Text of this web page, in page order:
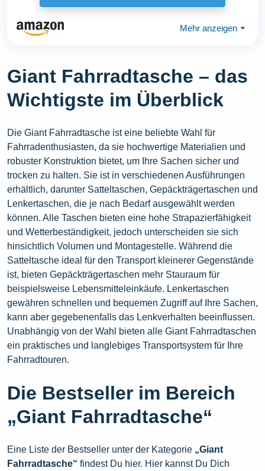
Mehr anzeigen ⏷
Giant Fahrradtasche – das
Wichtigste im Überblick
Die Giant Fahrradtasche ist eine beliebte Wahl für
Fahrradenthusiasten, da sie hochwertige Materialien und
robuster Konstruktion bietet, um Ihre Sachen sicher und
trocken zu halten. Sie ist in verschiedenen Ausführungen
erhältlich, darunter Satteltaschen, Gepäckträgertaschen und
Lenkertaschen, die je nach Bedarf ausgewählt werden
können. Alle Taschen bieten eine hohe Strapazierfähigkeit
und Wetterbeständigkeit, jedoch unterscheiden sie sich
hinsichtlich Volumen und Montagestelle. Während die
Satteltasche ideal für den Transport kleinerer Gegenstände
ist, bieten Gepäckträgertaschen mehr Stauraum für
beispielsweise Lebensmitteleinkäufe. Lenkertaschen
gewähren schnellen und bequemen Zugriff auf Ihre Sachen,
kann aber gegebenenfalls das Lenkverhalten beeinflussen.
Unabhängig von der Wahl bieten alle Giant Fahrradtaschen
ein praktisches und langlebiges Transportsystem für Ihre
Fahrradtouren.
Die Bestseller im Bereich
„Giant Fahrradtasche“
Eine Liste der Bestseller unter der Kategorie „Giant
Fahrradtasche“ findest Du hier. Hier kannst Du Dich